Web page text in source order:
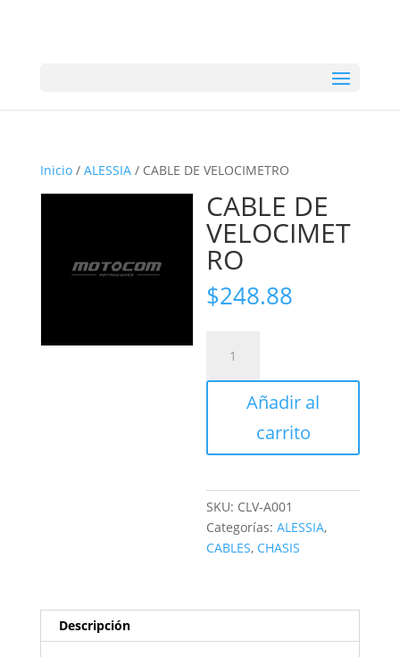
Inicio/ ALESSIA/ CABLE DE VELOCIMETRO
CABLE DE
VELOCIMET
RO
$248.88
VELOCIMETRO
cantidadAñadir al
carrito
SKU: CLV-A001
Categorías:ALESSIA,
CABLES, CHASIS
Descripción